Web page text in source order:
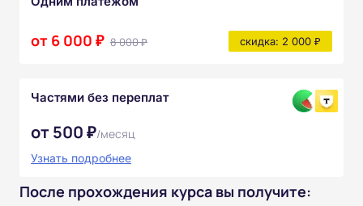
от 6 000 ₽ 8 000 ₽ скидка: 2 000 ₽
Частями без переплат
от 500 ₽/месяц
Узнать подробнее
После прохождения курса вы получите: